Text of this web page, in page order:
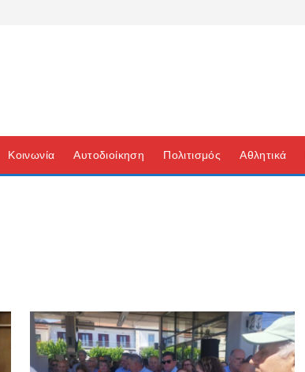
Κοινωνία Αυτοδιοίκηση Πολιτισμός Αθλητικά